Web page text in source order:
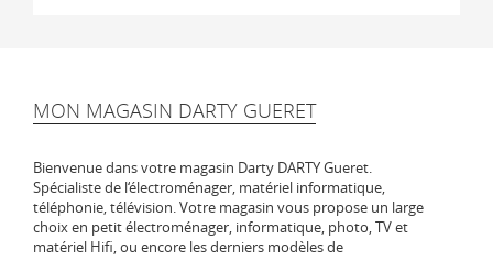
MON MAGASIN DARTY GUERET
Bienvenue dans votre magasin Darty DARTY Gueret.
Spécialiste de l‘électroménager, matériel informatique,
téléphonie, télévision. Votre magasin vous propose un large
choix en petit électroménager, informatique, photo, TV et
matériel Hifi, ou encore les derniers modèles de